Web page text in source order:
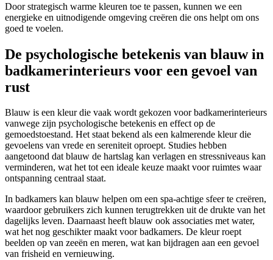
Door strategisch warme kleuren toe te passen, kunnen we een
energieke en uitnodigende omgeving creëren die ons helpt om ons
goed te voelen.
De psychologische betekenis van blauw in
badkamerinterieurs voor een gevoel van
rust
Blauw is een kleur die vaak wordt gekozen voor badkamerinterieurs
vanwege zijn psychologische betekenis en effect op de
gemoedstoestand. Het staat bekend als een kalmerende kleur die
gevoelens van vrede en sereniteit oproept. Studies hebben
aangetoond dat blauw de hartslag kan verlagen en stressniveaus kan
verminderen, wat het tot een ideale keuze maakt voor ruimtes waar
ontspanning centraal staat.
In badkamers kan blauw helpen om een spa-achtige sfeer te creëren,
waardoor gebruikers zich kunnen terugtrekken uit de drukte van het
dagelijks leven. Daarnaast heeft blauw ook associaties met water,
wat het nog geschikter maakt voor badkamers. De kleur roept
beelden op van zeeën en meren, wat kan bijdragen aan een gevoel
van frisheid en vernieuwing.